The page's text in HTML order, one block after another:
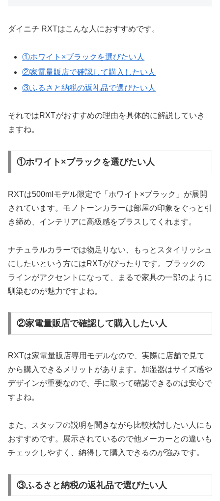
ダイニチ RXTはこんな人におすすめです。
①ホワイト×ブラックを選びたい人
②家電量販店で確認して購入したい人
③ふるさと納税の返礼品で選びたい人
それではRXTがおすすめの理由を具体的に解説していき
ますね。
①ホワイト×ブラックを選びたい人
RXTは500mlモデル限定で「ホワイト×ブラック」が展開
されています。モノトーンカラーは部屋の印象をぐっと引
き締め、インテリアに高級感をプラスしてくれます。
ナチュラルカラーでは物足りない、もっとスタイリッシュ
にしたいという方にはRXTがぴったりです。ブラックの
ラインがアクセントになって、まるで家具の一部のように
馴染むのが魅力ですよね。
②家電量販店で確認して購入したい人
RXTは家電量販店専用モデルなので、実際に店舗で見て
から購入できるメリットがあります。加湿器はサイズ感や
デザインが重要なので、手に取って確認できるのは安心で
すよね。
また、スタッフの説明を聞きながら比較検討したい人にも
おすすめです。展示されているので他メーカーとの違いも
チェックしやすく、納得して購入できるのが強みです。
③ふるさと納税の返礼品で選びたい人